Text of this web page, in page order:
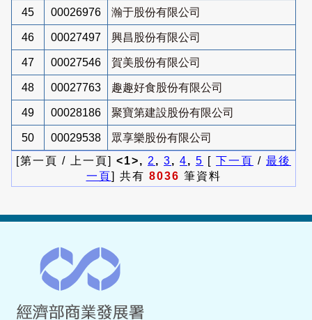
45 00026976 瀚于股份有限公司
46 00027497 興昌股份有限公司
47 00027546 賀美股份有限公司
48 00027763 趣趣好食股份有限公司
49 00028186 聚寶第建設股份有限公司
50 00029538
眾享樂股份有限公司
[第一頁 / 上一頁] <1>, 2 , 3, 4, 5 [ 下一頁 / 最後
一頁] 共有 8036 筆資料